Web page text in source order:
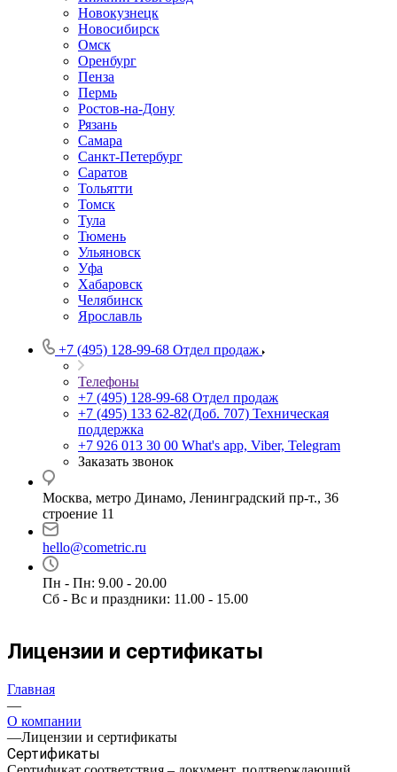
Новокузнецк
Новосибирск
Омск
Оренбург
Пенза
Пермь
Ростов-на-Дону
Рязань
Самара
Санкт-Петербург
Саратов
Тольятти
Томск
Тула
Тюмень
Ульяновск
Уфа
Хабаровск
Челябинск
Ярославль
+7 (495) 128-99-68 Отдел продаж
Телефоны
+7 (495) 128-99-68 Отдел продаж
+7 (495) 133 62-82(Доб. 707) Техническая
поддержка
+7 926 013 30 00 What's app, Viber, Telegram
Заказать звонок
Москва, метро Динамо, Ленинградский пр-т., 36
строение 11
hello@cometric.ru
Пн - Пн: 9.00 - 20.00
Сб - Вс и праздники: 11.00 - 15.00
Лицензии и сертификаты
Главная
—
О компании
—Лицензии и сертификаты
Сертификаты